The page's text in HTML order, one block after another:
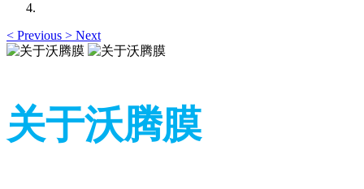
< Previous > Next
关于沃腾膜